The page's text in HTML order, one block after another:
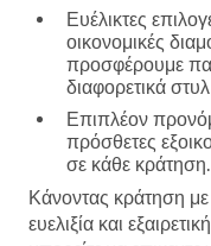
Ευέλικτες
οικονομικές
προσφέρουμε
διαφορετικά
Επιπλέον
πρόσθετες
σε κάθε κράτηση.
Κάνοντας κράτηση
ευελιξία και